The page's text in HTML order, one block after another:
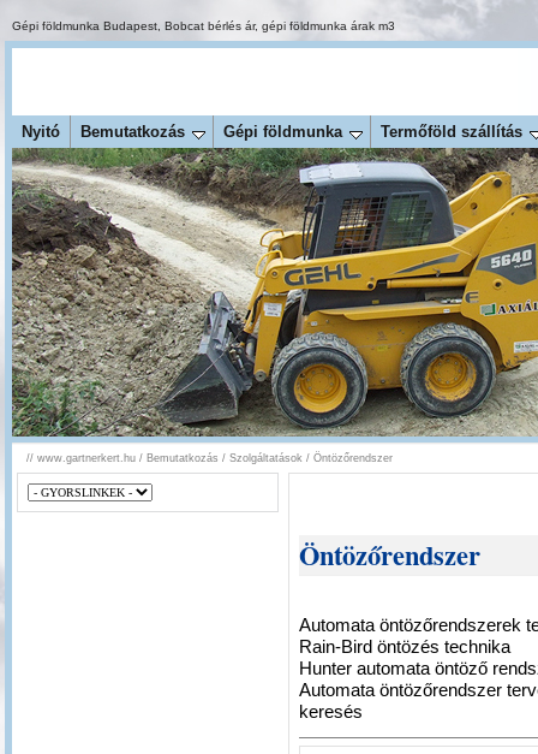
Gépi földmunka Budapest Bobcat bérlés ár, gépi földmunka árak m3
Nyitó Bemutatkozás Gépi földmunka Termőföld szállítás
// www.gartnerkert.hu / Bemutatkozás / Szolgáltatások / Öntözőrendszer
Öntözőrendszer
Automata öntözőrendszerek
Rain-Bird öntözés technika
Hunter automata öntöző
Automata öntözőrendszer
keresés